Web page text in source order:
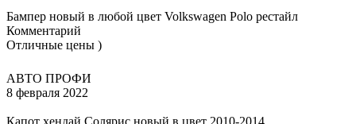
Бампер новый в любой цвет Volkswagen Polo рестайл
Комментарий
Отличные цены )
АВТО ПРОФИ
8 февраля 2022
Капот хендай Солярис новый в цвет 2010-2014